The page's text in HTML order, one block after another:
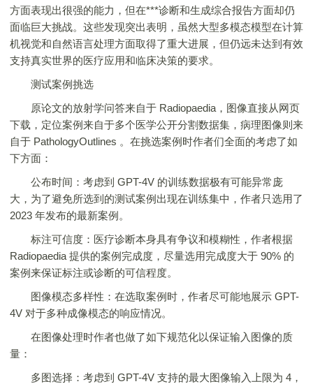
方面表现出很强的能力，但在***诊断和生成综合报告方面却仍
面临巨大挑战。这些发现突出表明，虽然大型多模态模型在计算
机视觉和自然语言处理方面取得了重大进展，但仍远未达到有效
支持真实世界的医疗应用和临床决策的要求。
测试案例挑选
原论文的放射学问答来自于 Radiopaedia，图像直接从网页
下载，定位案例来自于多个医学公开分割数据集，病理图像则来
自于 PathologyOutlines 。在挑选案例时作者们全面的考虑了如
下方面：
公布时间：考虑到 GPT-4V 的训练数据极有可能异常庞
大，为了避免所选到的测试案例出现在训练集中，作者只选用了
2023 年发布的最新案例。
标注可信度：医疗诊断本身具有争议和模糊性，作者根据
Radiopaedia 提供的案例完成度，尽量选用完成度大于 90% 的
案例来保证标注或诊断的可信程度。
图像模态多样性：在选取案例时，作者尽可能地展示 GPT-
4V 对于多种成像模态的响应情况。
在图像处理时作者也做了如下规范化以保证输入图像的质
量：
多图选择：考虑到 GPT-4V 支持的最大图像输入上限为 4，